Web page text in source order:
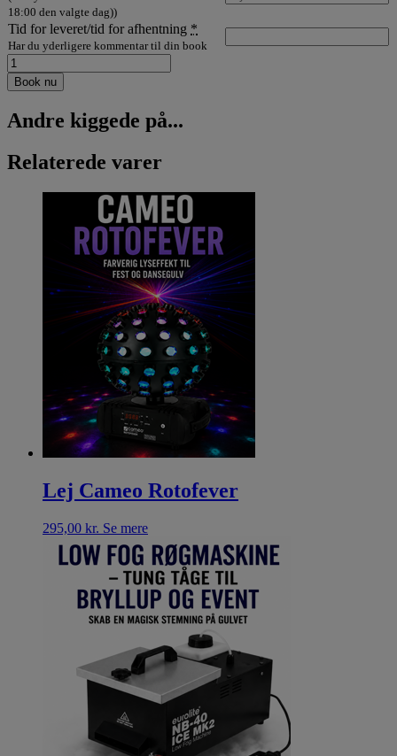
18:00 den valgte dag))
Tid for leveret/tid for afhentning *
Har du yderligere kommentar til din book
Lej
Festpakke
M
til
personer
antal
Book nu
Andre kiggede på...
Relaterede varer
Lej Cameo Rotofever
295,00 kr. Se mere